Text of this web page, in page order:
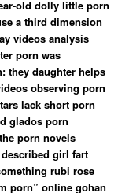
old dolly little porn
a third dimension
videos analysis
porn was
they daughter helps
observing porn
lack short porn
glados porn
porn novels
girl fart
rubi rose
porn” online gohan